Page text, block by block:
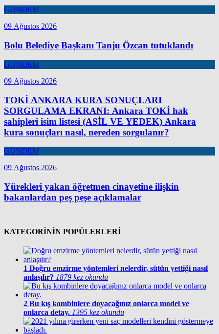
GÜNDEM
09 Ağustos 2026
Bolu Belediye Başkanı Tanju Özcan tutuklandı
GÜNDEM
09 Ağustos 2026
TOKİ ANKARA KURA SONUÇLARI
SORGULAMA EKRANI: Ankara TOKİ hak
sahipleri isim listesi (ASİL VE YEDEK) Ankara
kura sonuçları nasıl, nereden sorgulanır?
GÜNDEM
09 Ağustos 2026
Yürekleri yakan öğretmen cinayetine ilişkin
bakanlardan peş peşe açıklamalar
KATEGORİNİN POPÜLERLERİ
1 Doğru emzirme yöntemleri nelerdir, sütün yettiği nasıl
anlaşılır? 1879 kez okundu
2 Bu kış kombinlere doyacağınız onlarca model ve
onlarca detay. 1395 kez okundu